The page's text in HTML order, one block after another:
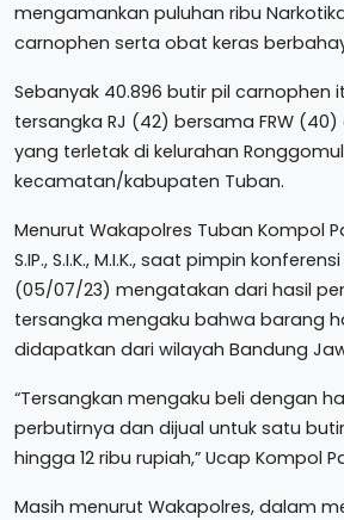
mengamankan puluhan ribu
carnophen serta obat keras
Sebanyak 40.896 butir pil carnophen
tersangka RJ (42) bersama FRW
yang terletak di kelurahan
kecamatan/kabupaten Tuban.
Menurut Wakapolres Tuban Kompol
S.IP., S.I.K., M.I.K., saat pimpin
(05/07/23) mengatakan dari hasil
tersangka mengaku bahwa barang
didapatkan dari wilayah Bandung
“Tersangkan mengaku beli dengan
perbutirnya dan dijual untuk satu
hingga 12 ribu rupiah,” Ucap Kompol
Masih menurut Wakapolres, dalam